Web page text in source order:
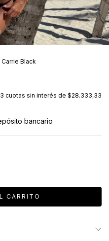
Carrie Black
3 cuotas sin interés de $28.333,33
bancario